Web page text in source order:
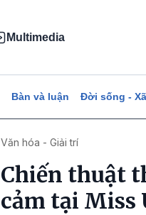
Multimedia
Bàn và luận Đời sống -
Văn hóa - Giải trí
Chiến thuật
cảm tại Miss